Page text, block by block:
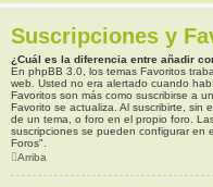
Suscripciones y
¿Cuál es la diferencia entre añadir
En phpBB 3.0, los temas Favoritos
web. Usted no era alertado cuando
Favoritos son más como suscribirse a
Favorito se actualiza. Al suscribirte, sin
de un tema, o foro en el propio foro.
suscripciones se pueden configurar en
Foros".
Arriba